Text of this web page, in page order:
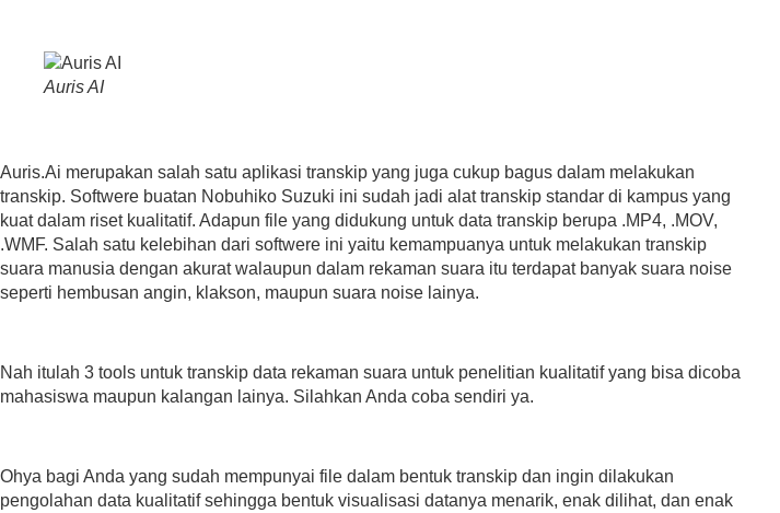
Auris AI
Auris.Ai merupakan salah satu aplikasi transkip yang juga cukup bagus dalam melakukan
transkip. Softwere buatan Nobuhiko Suzuki ini sudah jadi alat transkip standar di kampus yang
kuat dalam riset kualitatif. Adapun file yang didukung untuk data transkip berupa .MP4, .MOV,
.WMF. Salah satu kelebihan dari softwere ini yaitu kemampuanya untuk melakukan transkip
suara manusia dengan akurat walaupun dalam rekaman suara itu terdapat banyak suara noise
seperti hembusan angin, klakson, maupun suara noise lainya.
Nah itulah 3 tools untuk transkip data rekaman suara untuk penelitian kualitatif yang bisa dicoba
mahasiswa maupun kalangan lainya. Silahkan Anda coba sendiri ya.
Ohya bagi Anda yang sudah mempunyai file dalam bentuk transkip dan ingin dilakukan
pengolahan data kualitatif sehingga bentuk visualisasi datanya menarik, enak dilihat, dan enak